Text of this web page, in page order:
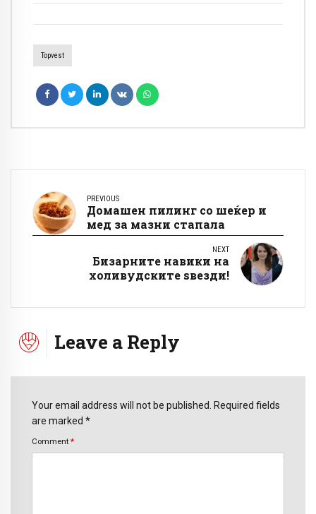
Topvest
PREVIOUS
Домашен пилинг со шеќер и
мед за мазни стапала
NEXT
Бизарните навики на
холивудските ѕвезди!
Leave a Reply
Your email address will not be published. Required fields
are marked *
Comment *